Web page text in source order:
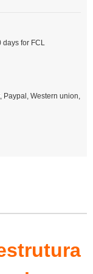
days for FCL
Paypal, Western union,